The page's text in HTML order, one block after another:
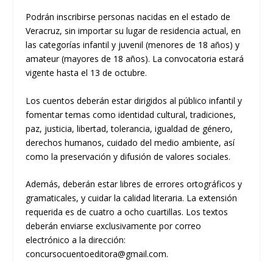
Podrán inscribirse personas nacidas en el estado de
Veracruz, sin importar su lugar de residencia actual, en
las categorías infantil y juvenil (menores de 18 años) y
amateur (mayores de 18 años). La convocatoria estará
vigente hasta el 13 de octubre.
Los cuentos deberán estar dirigidos al público infantil y
fomentar temas como identidad cultural, tradiciones,
paz, justicia, libertad, tolerancia, igualdad de género,
derechos humanos, cuidado del medio ambiente, así
como la preservación y difusión de valores sociales.
Además, deberán estar libres de errores ortográficos y
gramaticales, y cuidar la calidad literaria. La extensión
requerida es de cuatro a ocho cuartillas. Los textos
deberán enviarse exclusivamente por correo
electrónico a la dirección:
concursocuentoeditora@gmail.com.